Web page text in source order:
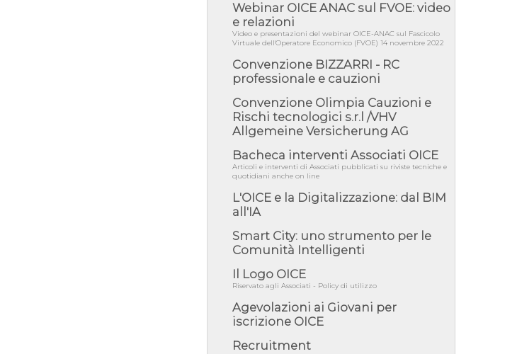
06/08/26 - CdM: approvato il d.lgs. di
adeguamento all’AI Act in mate...
06/08/26 - DDL delegazione europea in Cdm
05/08/26 - DL Infrastrutture e PNRR è legge:
approvata oggi la fiducia...
05/08/26 - Focus OICE sul DDL di riforma
della responsabilità amminist...
05/08/26 - Anac: pubblicata la Relazione
05/08/26 - SAVE THE DATE: Assemblea
Pubblica Confindustria Professioni ...
05/08/26 - Successo OICE per il bando della
Città metropolitana di Reg...
Giunta Regionale della Campa...
04/08/26 - DL PA: previste cancellazioni da
elenchi professionisti per ...
04/08/26 - International Sustainable
Buildings Competition - COP31, An...
04/08/26 - CdS, project financing: progetto di
Webinar OICE ANAC sul FVOE: video
e relazioni
Video e presentazioni del webinar OICE-ANAC sul Fascicolo
Virtuale dell'Operatore Economico (FVOE) 14 novembre 2022
Convenzione BIZZARRI - RC
professionale e cauzioni
Convenzione Olimpia Cauzioni e
Rischi tecnologici s.r.l /VHV
Allgemeine Versicherung AG
Bacheca interventi Associati OICE
Articoli e interventi di Associati pubblicati su riviste tecniche e
quotidiani anche on line
L'OICE e la Digitalizzazione: dal BIM
all'IA
Smart City: uno strumento per le
Comunità Intelligenti
Il Logo OICE
Riservato agli Associati - Policy di utilizzo
Agevolazioni ai Giovani per
iscrizione OICE
Recruitment